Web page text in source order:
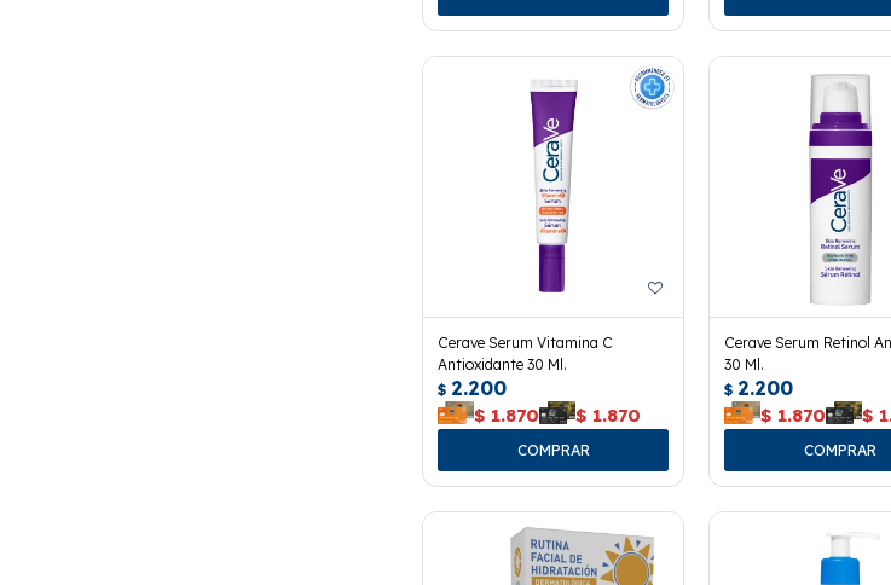
Cerave Serum Vitamina C
Antioxidante 30 Ml.
$ 2.200
$ 1.870 $ 1.870
Cerave Serum Retinol
30 Ml.
$ 2.200
$ 1.870 $